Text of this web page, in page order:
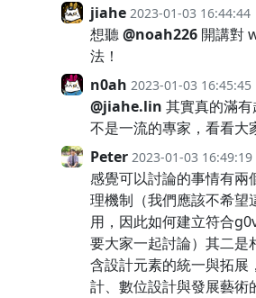
jiahe 2023-01-03 16:44:44
想聽@noah226 開講對
法！
n0ah 2023-01-03 16:45:45
@jiahe.lin 其實真的滿
不是一流的專家，看看大
Peter 2023-01-03 16:49:19
感覺可以討論的事情有兩
理機制（我們應該不希望
用，因此如何建立符合
要大家一起討論）其二是
含設計元素的統一與拓展
計、數位設計與發展藝術